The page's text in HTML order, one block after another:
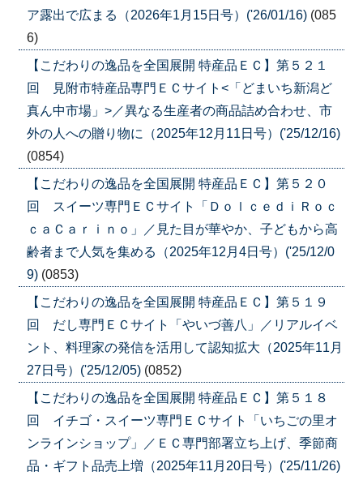
ア露出で広まる（2026年1月15日号）('26/01/16) (085
6)
【こだわりの逸品を全国展開 特産品ＥＣ】第５２１
回 見附市特産品専門ＥＣサイト<「どまいち新潟ど
真ん中市場」>／異なる生産者の商品詰め合わせ、市
外の人への贈り物に（2025年12月11日号）('25/12/16)
(0854)
【こだわりの逸品を全国展開 特産品ＥＣ】第５２０
回 スイーツ専門ＥＣサイト「ＤｏｌｃｅｄｉＲｏｃ
ｃａＣａｒｉｎｏ」／見た目が華やか、子どもから高
齢者まで人気を集める（2025年12月4日号）('25/12/0
9) (0853)
【こだわりの逸品を全国展開 特産品ＥＣ】第５１９
回 だし専門ＥＣサイト「やいづ善八」／リアルイベ
ント、料理家の発信を活用して認知拡大（2025年11月
27日号）('25/12/05) (0852)
【こだわりの逸品を全国展開 特産品ＥＣ】第５１８
回 イチゴ・スイーツ専門ＥＣサイト「いちごの里オ
ンラインショップ」／ＥＣ専門部署立ち上げ、季節商
品・ギフト品売上増（2025年11月20日号）('25/11/26)